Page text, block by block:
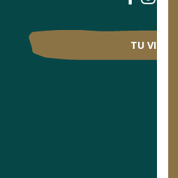
TU VIENS ?